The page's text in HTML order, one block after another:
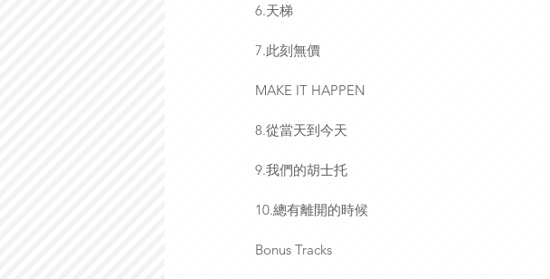
6.天梯
7.此刻無價
MAKE IT HAPPEN
8.從當天到今天
9.我們的胡士托
10.總有離開的時候
Bonus Tracks